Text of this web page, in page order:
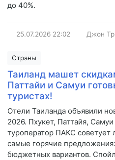
до 40%.
25.07.2026 22:02 Джон
Страны
Таиланд машет
Паттайи и Самуи
туристах!
Отели Таиланда объявили
2026. Пхукет, Паттайя,
туроператор ПАКС советует
самые горячие
бюджетных вариантов.